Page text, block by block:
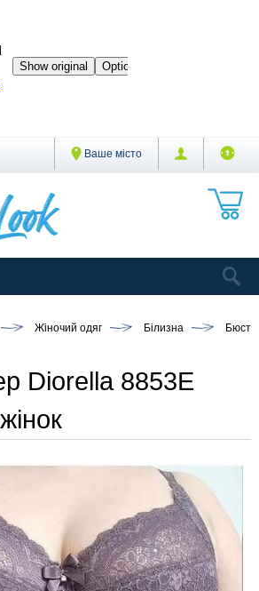
Ваше місто
Жіночий одяг Білизна
Diorella 8853E